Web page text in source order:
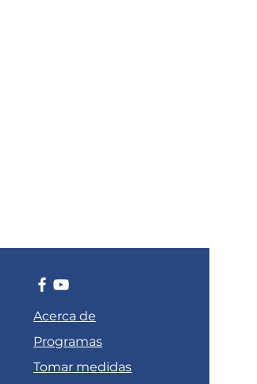
Acerca de
Programas
Tomar medidas